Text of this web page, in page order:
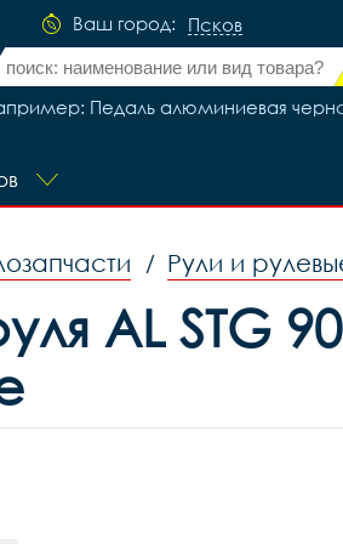
Ваш город: Псков
Педаль алюминиевая черная
/ Рули и
AL STG